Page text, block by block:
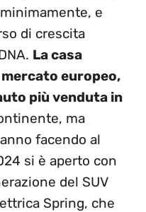
e
di crescita
La casa
europeo,
più venduta in
ma
facendo al
si è aperto con
del SUV
Spring, che